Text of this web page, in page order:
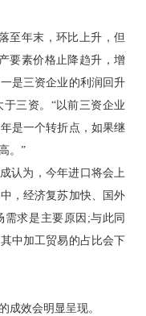
年末，环比上升，但
要素价格止降趋升，增
是三资企业的利润回升
三资。“以前三资企业
是一个转折点，如果继
。”
认为，今年进口将会上
，经济复苏加快、国外
求是主要原因;与此同
中加工贸易的占比会下
效会明显呈现。